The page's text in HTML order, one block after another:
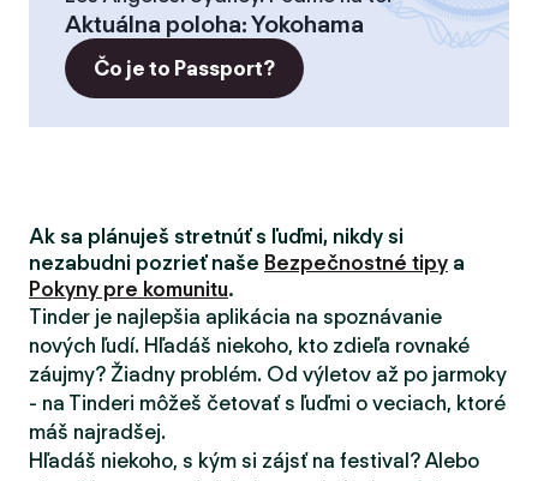
Aktuálna poloha:Yokohama
Čo je to Passport?
Ak sa plánuješ stretnúť s ľuďmi, nikdy si
nezabudni pozrieť naše Bezpečnostné tipy a
Pokyny pre komunitu.
Tinder je najlepšia aplikácia na spoznávanie
nových ľudí. Hľadáš niekoho, kto zdieľa rovnaké
záujmy? Žiadny problém. Od výletov až po jarmoky
- na Tinderi môžeš četovať s ľuďmi o veciach, ktoré
máš najradšej.
Hľadáš niekoho, s kým si zájsť na festival? Alebo